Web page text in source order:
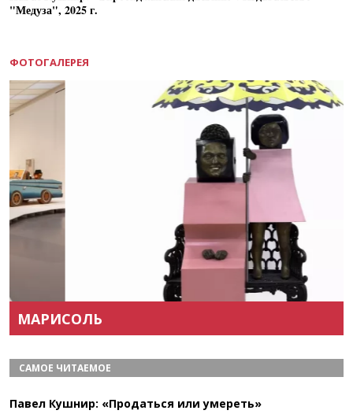
"Медуза", 2025 г.
ФОТОГАЛЕРЕЯ
МАРИСОЛЬ
САМОЕ ЧИТАЕМОЕ
Павел Кушнир: «Продаться или умереть»